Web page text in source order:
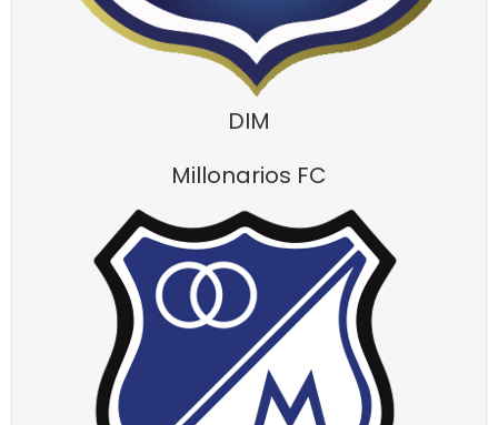
DIM
Millonarios FC